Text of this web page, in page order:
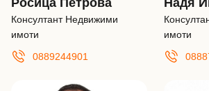
Росица Петрова
Консултант Недвижими
имоти
0889244901
Надя
имоти